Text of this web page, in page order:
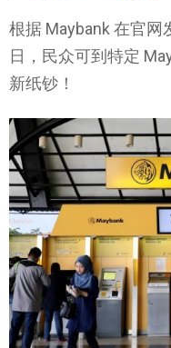
根据 Maybank 在官
日，民众可到特定
新纸钞！